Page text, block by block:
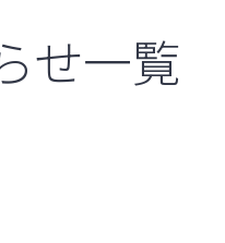
せ一覧